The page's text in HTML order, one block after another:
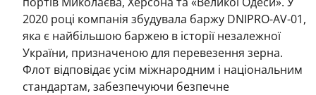
2020 році компанія збудувала баржу DNIPRO-AV-01,
яка є найбільшою баржею в історії незалежної
України, призначеною для перевезення зерна.
Флот відповідає усім міжнародним і національним
стандартам, забезпечуючи безпечне